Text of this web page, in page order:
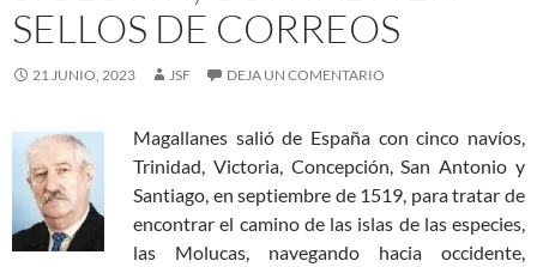
SELLOS DE CORREOS
21 JUNIO, 2023 JSF DEJA UN COMENTARIO
Magallanes salió de España con cinco navíos,
Trinidad, Victoria, Concepción, San Antonio y
Santiago, en septiembre de 1519, para tratar de
encontrar el camino de las islas de las especies,
las Molucas, navegando hacia occidente,